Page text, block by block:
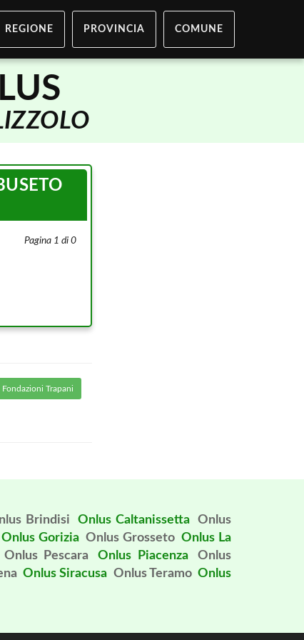
REGIONE PROVINCIA COMUNE
Pagina 1 di 0
Fondazioni Trapani
Brindisi Onlus Caltanissetta
Onlus
Onlus Gorizia Onlus Grosseto Onlus La
Onlus Pescara Onlus Piacenza
Onlus
Onlus Siracusa Onlus Teramo Onlus